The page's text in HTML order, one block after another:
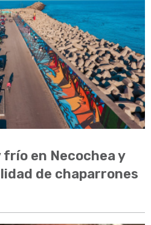
en Necochea y
de chaparrones